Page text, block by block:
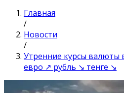
Главная
/
Новости
/
Утренние курсы валюты
евро ↗ рубль ↘ тенге ↘